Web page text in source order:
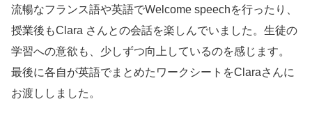
流暢なフランス語や英語でWelcome speechを行ったり、
授業後もClara さんとの会話を楽しんでいました。生徒の
学習への意欲も、少しずつ向上しているのを感じます。
最後に各自が英語でまとめたワークシートをClaraさんに
お渡ししました。